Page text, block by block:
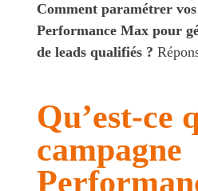
Comment paramétrer vos
Performance Max pour
de leads qualifiés ?
Qu’est-ce
campagne